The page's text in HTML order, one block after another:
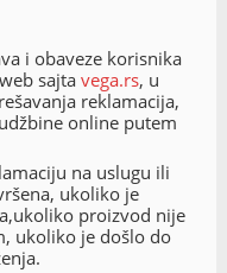
i obaveze korisnika
sajta vega.rs, u
reklamacija,
online putem
na uslugu ili
ukoliko je
proizvod nije
ukoliko je došlo do